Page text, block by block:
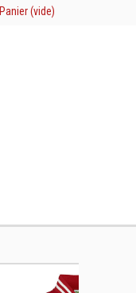
Panier (vide)